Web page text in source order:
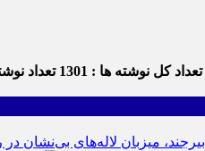
امام
تعداد کل نوشته ها : 1301 تعداد
بیرجند، میزبان لاله‌های بی‌نشان